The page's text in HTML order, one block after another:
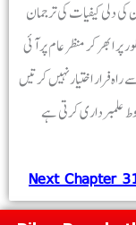
دلی کیفیات کی ترجمان
ابھر کر منظر عام پر آئی
فرار اختیار نہیں کرتیں